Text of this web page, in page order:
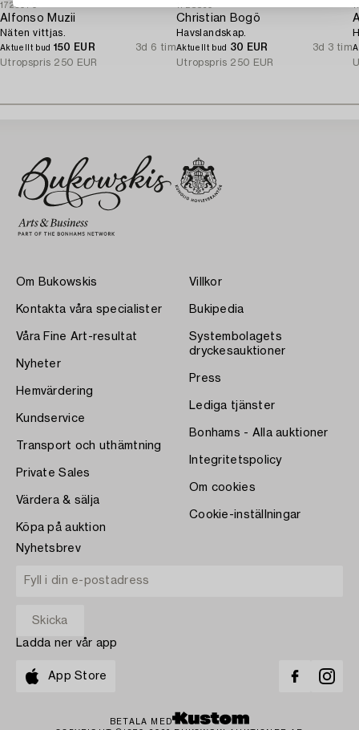
1725070
Alfonso Muzii
Näten vittjas.
Aktuellt bud 150 EUR
3d 6 tim
Utropspris 250 EUR
1728830
Christian Bogö
Havslandskap.
Aktuellt bud 30 EUR
3d 3 tim
Utropspris 250 EUR
Om Bukowskis
Kontakta våra specialister
Våra Fine Art-resultat
Nyheter
Hemvärdering
Kundservice
Transport och uthämtning
Private Sales
Värdera & sälja
Köpa på auktion
Villkor
Bukipedia
Systembolagets
dryckesauktioner
Press
Lediga tjänster
Bonhams - Alla auktioner
Integritetspolicy
Om cookies
Cookie-inställningar
Nyhetsbrev
Ladda ner vår app
App Store
BETALA MED